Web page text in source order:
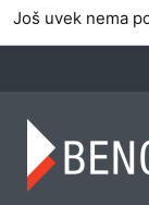
Još uvek nema